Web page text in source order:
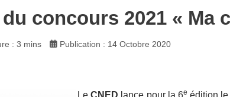
concours 2021 « Ma
: 3 mins Publication : 14 Octobre 2020
LeCNED lance pour la 6e édition